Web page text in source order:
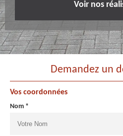
Voir nos
Demandez un
Vos coordonnées
Nom *